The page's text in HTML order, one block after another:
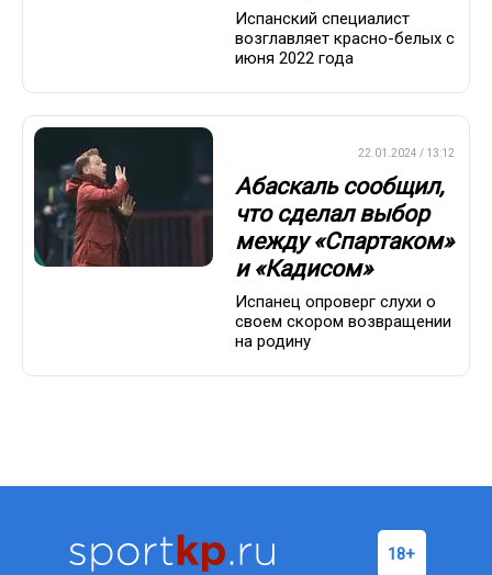
Испанский специалист
возглавляет красно-белых с
июня 2022 года
22.01.2024 / 13:12
Абаскаль сообщил,
что сделал выбор
между «Спартаком»
и «Кадисом»
Испанец опроверг слухи о
своем скором возвращении
на родину